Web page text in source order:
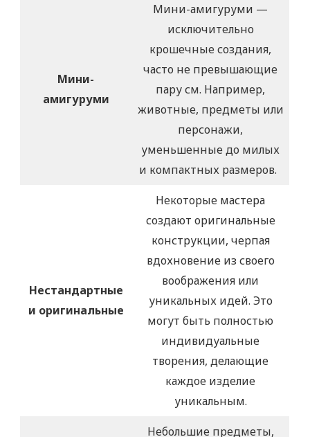
Мини-
амигуруми
Мини-амигуруми —
исключительно
крошечные создания,
часто не превышающие
пару см. Например,
животные, предметы или
персонажи,
уменьшенные до милых
и компактных размеров.
Нестандартные
и оригинальные
Некоторые мастера
создают оригинальные
конструкции, черпая
вдохновение из своего
воображения или
уникальных идей. Это
могут быть полностью
индивидуальные
творения, делающие
каждое изделие
уникальным.
Небольшие предметы,